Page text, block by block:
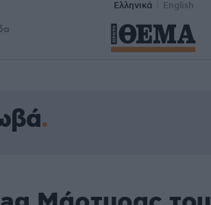
Ελληνικά English